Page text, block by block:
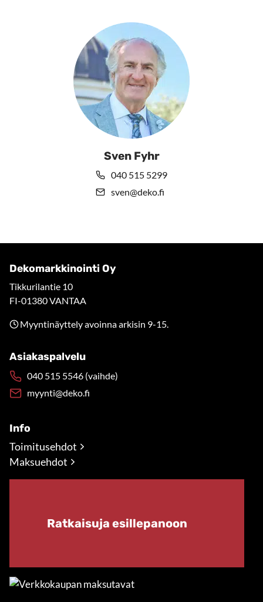
Sven Fyhr
040 515 5299
sven@deko.fi
Dekomarkkinointi Oy
Tikkurilantie 10
FI-01380 VANTAA
Myyntinäyttely avoinna arkisin 9-15.
Asiakaspalvelu
040 515 5546 (vaihde)
myynti@deko.fi
Info
Toimitusehdot
Maksuehdot
Ratkaisuja esillepanoon